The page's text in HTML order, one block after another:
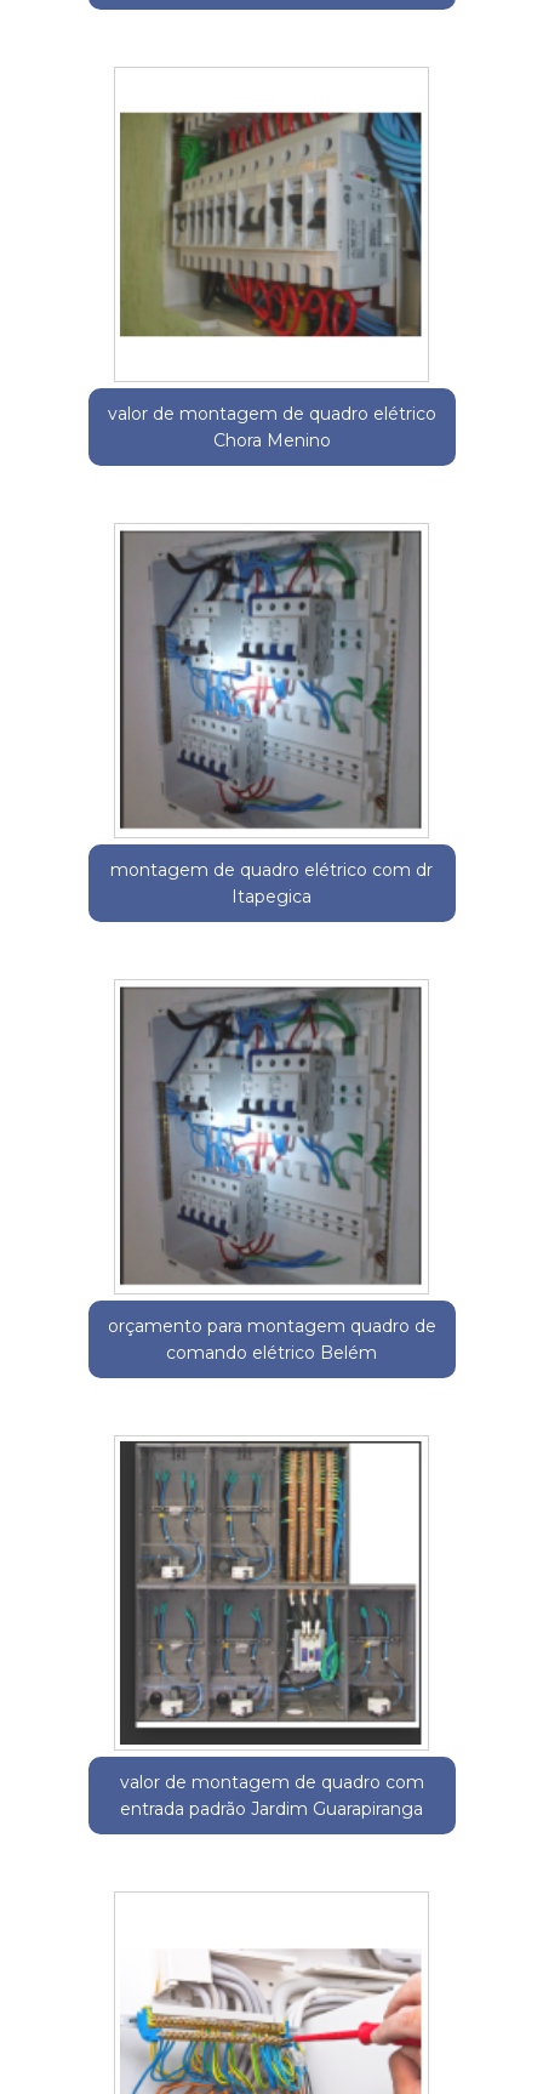
valor de montagem de quadro elétrico
Chora Menino
montagem de quadro elétrico com dr
Itapegica
orçamento para montagem quadro de
comando elétrico Belém
valor de montagem de quadro com
entrada padrão Jardim Guarapiranga